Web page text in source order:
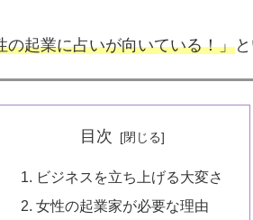
の起業に占いが向いている！」
目次
ビジネスを立ち上げる大変さ
女性の起業家が必要な理由